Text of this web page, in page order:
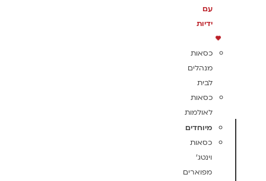
עם
ידיות
כסאות
מנהלים
לבית
כסאות
לאולמות
מיוחדים
כסאות
וינטג'
מפוארים